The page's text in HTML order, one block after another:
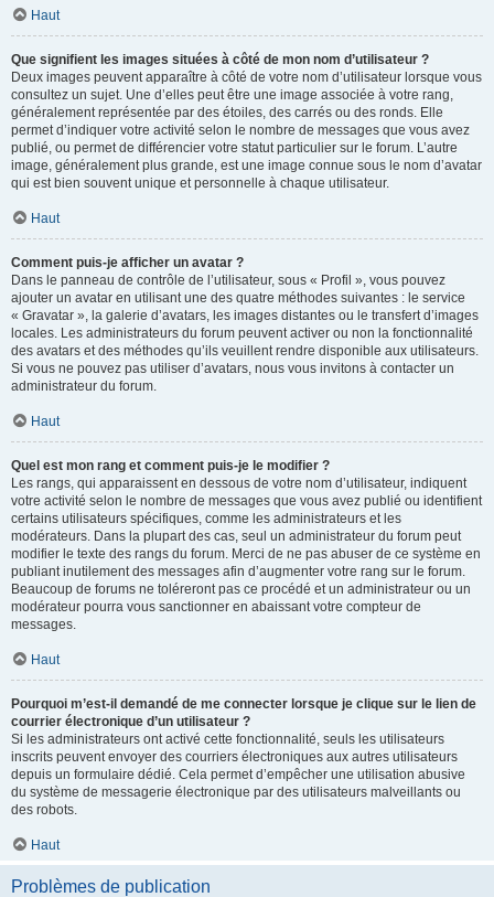
Haut
Que signifient les images situées à côté de mon nom d’utilisateur ?
Deux images peuvent apparaître à côté de votre nom d’utilisateur lorsque vous
consultez un sujet. Une d’elles peut être une image associée à votre rang,
généralement représentée par des étoiles, des carrés ou des ronds. Elle
permet d’indiquer votre activité selon le nombre de messages que vous avez
publié, ou permet de différencier votre statut particulier sur le forum. L’autre
image, généralement plus grande, est une image connue sous le nom d’avatar
qui est bien souvent unique et personnelle à chaque utilisateur.
Haut
Comment puis-je afficher un avatar ?
Dans le panneau de contrôle de l’utilisateur, sous « Profil », vous pouvez
ajouter un avatar en utilisant une des quatre méthodes suivantes : le service
« Gravatar », la galerie d’avatars, les images distantes ou le transfert d’images
locales. Les administrateurs du forum peuvent activer ou non la fonctionnalité
des avatars et des méthodes qu’ils veuillent rendre disponible aux utilisateurs.
Si vous ne pouvez pas utiliser d’avatars, nous vous invitons à contacter un
administrateur du forum.
Haut
Quel est mon rang et comment puis-je le modifier ?
Les rangs, qui apparaissent en dessous de votre nom d’utilisateur, indiquent
votre activité selon le nombre de messages que vous avez publié ou identifient
certains utilisateurs spécifiques, comme les administrateurs et les
modérateurs. Dans la plupart des cas, seul un administrateur du forum peut
modifier le texte des rangs du forum. Merci de ne pas abuser de ce système en
publiant inutilement des messages afin d’augmenter votre rang sur le forum.
Beaucoup de forums ne toléreront pas ce procédé et un administrateur ou un
modérateur pourra vous sanctionner en abaissant votre compteur de
messages.
Haut
Pourquoi m’est-il demandé de me connecter lorsque je clique sur le lien de
courrier électronique d’un utilisateur ?
Si les administrateurs ont activé cette fonctionnalité, seuls les utilisateurs
inscrits peuvent envoyer des courriers électroniques aux autres utilisateurs
depuis un formulaire dédié. Cela permet d’empêcher une utilisation abusive
du système de messagerie électronique par des utilisateurs malveillants ou
des robots.
Haut
Problèmes de publication